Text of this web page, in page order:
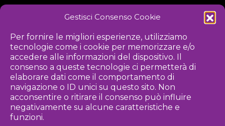
Gestisci Consenso Cookie
Per fornire le migliori esperienze, utilizziamo
tecnologie come i cookie per memorizzare e/o
accedere alle informazioni del dispositivo. Il
consenso a queste tecnologie ci permetterà di
elaborare dati come il comportamento di
navigazione o ID unici su questo sito. Non
acconsentire o ritirare il consenso può influire
negativamente su alcune caratteristiche e
funzioni.
PRIVACY POLICY
Iniziativa
Associazione culturale per la promozione delle arti visive